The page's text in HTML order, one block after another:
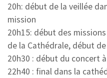
20h: début de la veillée
mission
20h15: début des
de la Cathédrale, début
20h30 : début du concert
22h40 : final dans la